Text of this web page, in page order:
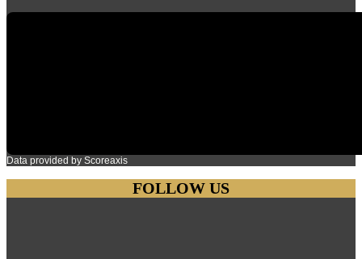
Data provided by Scoreaxis
FOLLOW US